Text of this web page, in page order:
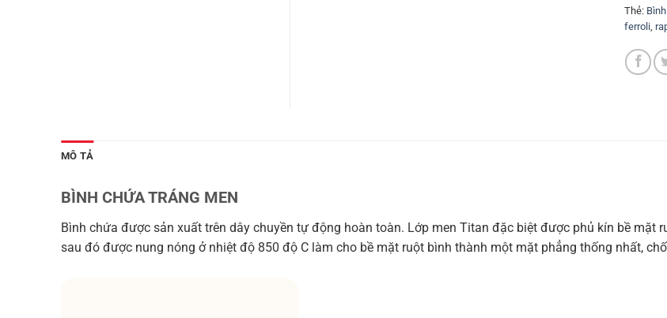
Thẻ:
ferroli,
MÔ TẢ
BÌNH CHỨA TRÁNG MEN
Bình chứa được sản xuất trên dây chuyền tự động hoàn toàn. Lớp men Titan đặc biệt được phủ kín bề mặt
sau đó được nung nóng ở nhiệt độ 850 độ C làm cho bề mặt ruột bình thành một mặt phẳng thống nhất,